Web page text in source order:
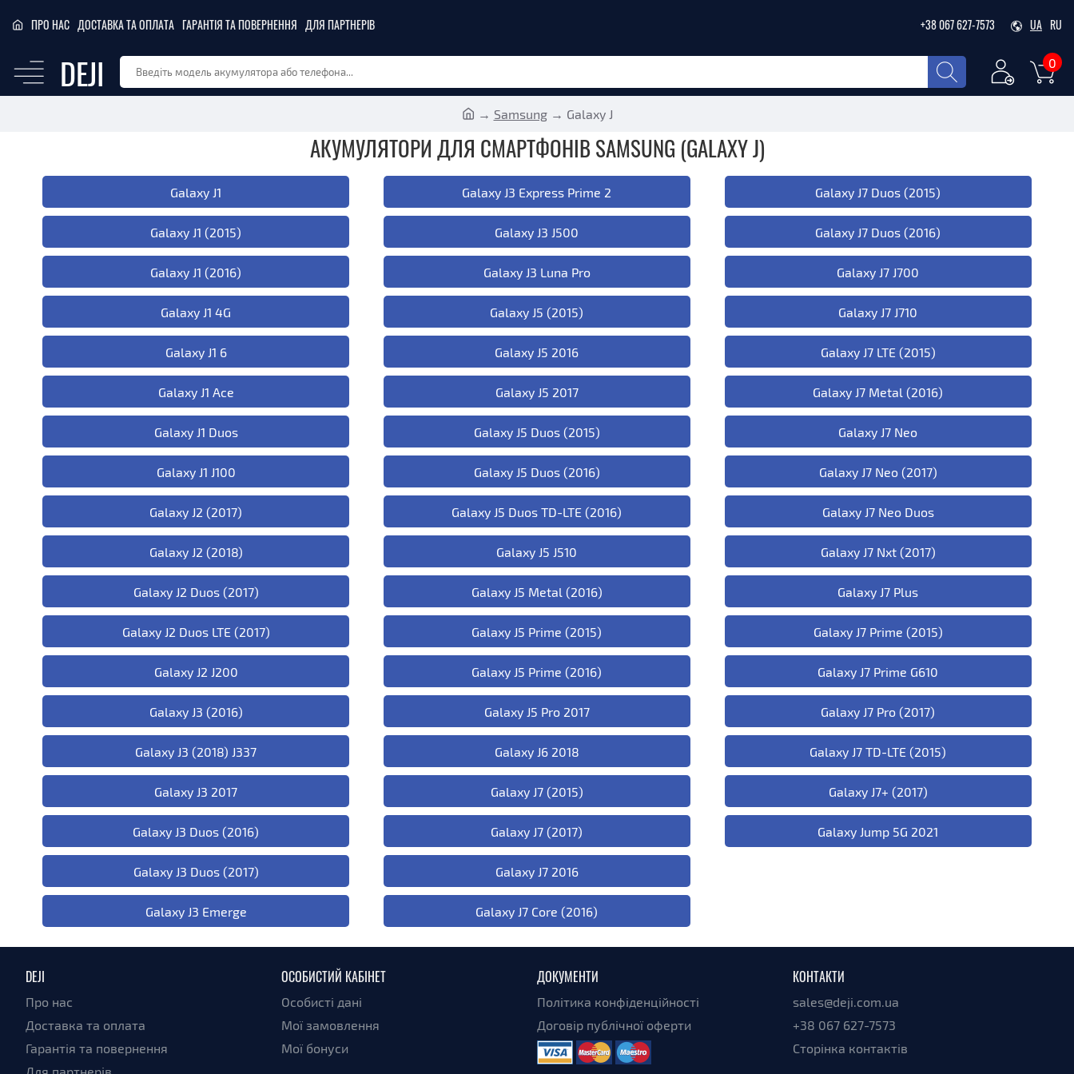
ПРО НАС ДОСТАВКА ТА ОПЛАТА ГАРАНТІЯ ТА ПОВЕРНЕННЯ ДЛЯ ПАРТНЕРІВ +38 067 627-7573 UA RU
DEJI 0
Samsung Galaxy J
АКУМУЛЯТОРИ ДЛЯ СМАРТФОНІВ SAMSUNG (GALAXY J)
Galaxy J1
Galaxy J1 (2015)
Galaxy J1 (2016)
Galaxy J1 4G
Galaxy J1 6
Galaxy J1 Ace
Galaxy J1 Duos
Galaxy J1 J100
Galaxy J2 (2017)
Galaxy J2 (2018)
Galaxy J2 Duos (2017)
Galaxy J2 Duos LTE (2017)
Galaxy J2 J200
Galaxy J3 (2016)
Galaxy J3 (2018) J337
Galaxy J3 2017
Galaxy J3 Duos (2016)
Galaxy J3 Duos (2017)
Galaxy J3 Emerge
Galaxy J3 Express Prime 2
Galaxy J3 J500
Galaxy J3 Luna Pro
Galaxy J5 (2015)
Galaxy J5 2016
Galaxy J5 2017
Galaxy J5 Duos (2015)
Galaxy J5 Duos (2016)
Galaxy J5 Duos TD-LTE (2016)
Galaxy J5 J510
Galaxy J5 Metal (2016)
Galaxy J5 Prime (2015)
Galaxy J5 Prime (2016)
Galaxy J5 Pro 2017
Galaxy J6 2018
Galaxy J7 (2015)
Galaxy J7 (2017)
Galaxy J7 2016
Galaxy J7 Core (2016)
Galaxy J7 Duos (2015)
Galaxy J7 Duos (2016)
Galaxy J7 J700
Galaxy J7 J710
Galaxy J7 LTE (2015)
Galaxy J7 Metal (2016)
Galaxy J7 Neo
Galaxy J7 Neo (2017)
Galaxy J7 Neo Duos
Galaxy J7 Nxt (2017)
Galaxy J7 Plus
Galaxy J7 Prime (2015)
Galaxy J7 Prime G610
Galaxy J7 Pro (2017)
Galaxy J7 TD-LTE (2015)
Galaxy J7+ (2017)
Galaxy Jump 5G 2021
DEJI
Про нас
Доставка та оплата
Гарантія та повернення
ОСОБИСТИЙ КАБІНЕТ
Особисті дані
Мої замовлення
Мої бонуси
ДОКУМЕНТИ
Політика конфіденційності
Договір публічної оферти
КОНТАКТИ
sales@deji.com.ua
+38 067 627-7573
Сторінка контактів